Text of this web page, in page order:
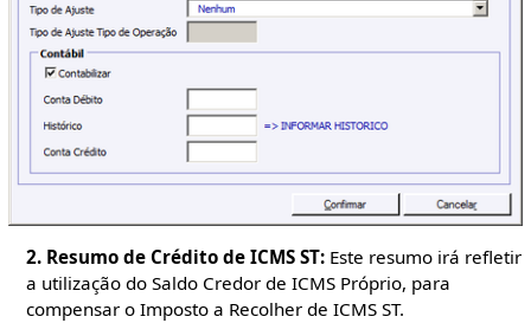
2. Resumo de Crédito de ICMS ST: Este resumo irá refletir
a utilização do Saldo Credor de ICMS Próprio, para
compensar o Imposto a Recolher de ICMS ST.